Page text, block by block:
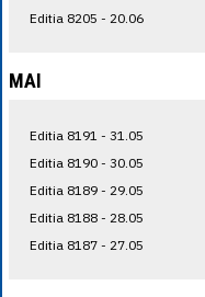
Editia 8205 - 20.06
MAI
Editia 8191 - 31.05
Editia 8190 - 30.05
Editia 8189 - 29.05
Editia 8188 - 28.05
Editia 8187 - 27.05